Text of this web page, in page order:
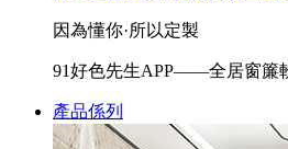
因為懂你·所以定製
91好色先生APP——全居窗簾
產品係列